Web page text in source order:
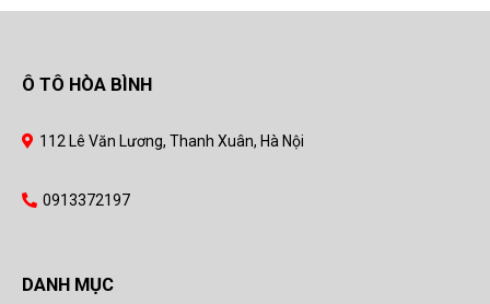
Ô TÔ HÒA BÌNH
112 Lê Văn Lương, Thanh Xuân, Hà Nội
0913372197
DANH MỤC